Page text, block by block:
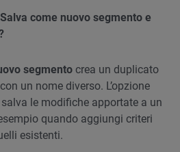
come nuovo segmento e
segmento crea un duplicato
un nome diverso. L’opzione
salva le modifiche apportate a un
quando aggiungi criteri
esistenti.